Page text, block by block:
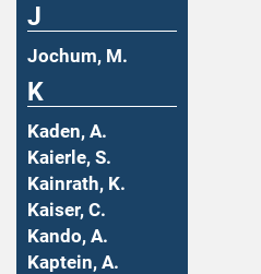
J
Jochum, M.
K
Kaden, A.
Kaierle, S.
Kainrath, K.
Kaiser, C.
Kando, A.
Kaptein, A.